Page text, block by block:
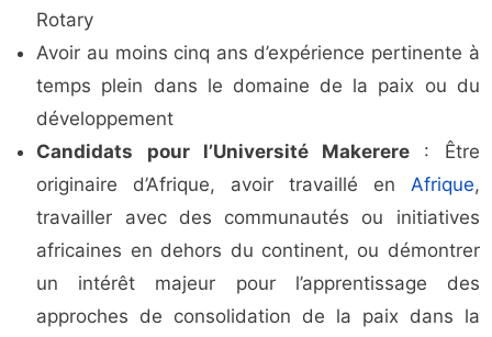
Rotary
Avoir au moins cinq ans d’expérience pertinente à
temps plein dans le domaine de la paix ou du
développement
Candidats pour l’Université Makerere : Être
originaire d’Afrique, avoir travaillé en Afrique,
travailler avec des communautés ou initiatives
africaines en dehors du continent, ou démontrer
un intérêt majeur pour l’apprentissage des
approches de consolidation de la paix dans la